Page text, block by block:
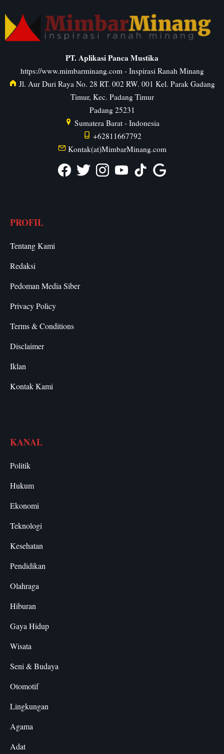
PT. Aplikasi Panca Mustika
https://www.mimbarminang.com- Inspirasi Ranah Minang
Jl. Aur Duri Raya No. 28 RT. 002 RW. 001 Kel. Parak Gadang
Timur, Kec. Padang Timur
Padang 25231
Sumatera Barat - Indonesia
+62811667792
Kontak(at)MimbarMinang.com
PROFIL
Tentang Kami
Redaksi
Pedoman Media Siber
Privacy Policy
Terms & Conditions
Disclaimer
Iklan
Kontak Kami
KANAL
Politik
Hukum
Ekonomi
Teknologi
Kesehatan
Pendidikan
Olahraga
Hiburan
Gaya Hidup
Wisata
Seni & Budaya
Otomotif
Lingkungan
Agama
Adat